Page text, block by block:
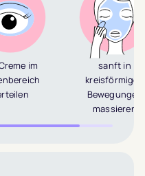
im
sanft in
kreisförmigen
Bewegungen
massieren